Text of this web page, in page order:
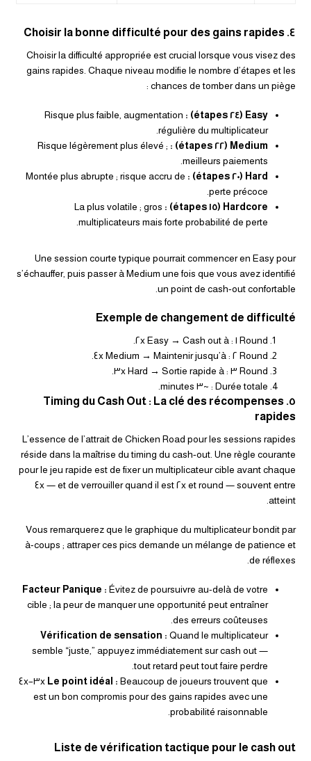
٤. Choisir la bonne difficulté pour des gains rapides
Choisir la difficulté appropriée est crucial lorsque vous visez des
gains rapides. Chaque niveau modifie le nombre d’étapes et les
chances de tomber dans un piège :
Easy (٢٤ étapes) :
Risque plus faible, augmentation
régulière du multiplicateur.
Medium (٢٢ étapes) :
Risque légèrement plus élevé ;
meilleurs paiements.
Hard (٢٠ étapes) :
Montée plus abrupte ; risque accru de
perte précoce.
Hardcore (١٥ étapes) :
La plus volatile ; gros
multiplicateurs mais forte probabilité de perte.
Une session courte typique pourrait commencer en Easy pour
s’échauffer, puis passer à Medium une fois que vous avez identifié
un point de cash‑out confortable.
Exemple de changement de difficulté
Round ١ : Easy → Cash out à ٢x.
Round ٢ : Medium → Maintenir jusqu’à ٤x.
Round ٣ : Hard → Sortie rapide à ٣x.
Durée totale : ~٣ minutes.
٥. Timing du Cash Out : La clé des récompenses
rapides
L’essence de l’attrait de Chicken Road pour les sessions rapides
réside dans la maîtrise du timing du cash‑out. Une règle courante
pour le jeu rapide est de fixer un multiplicateur cible avant chaque
round — souvent entre ٢x et ٤x — et de verrouiller quand il est
atteint.
Vous remarquerez que le graphique du multiplicateur bondit par
à-coups ; attraper ces pics demande un mélange de patience et
de réflexes.
Facteur Panique : Évitez de poursuivre au-delà de votre
cible ; la peur de manquer une opportunité peut entraîner
des erreurs coûteuses.
Vérification de sensation : Quand le multiplicateur
semble “juste,” appuyez immédiatement sur cash out —
tout retard peut tout faire perdre.
Le point idéal :
Beaucoup de joueurs trouvent que ٣x–٤x
est un bon compromis pour des gains rapides avec une
probabilité raisonnable.
Liste de vérification tactique pour le cash out